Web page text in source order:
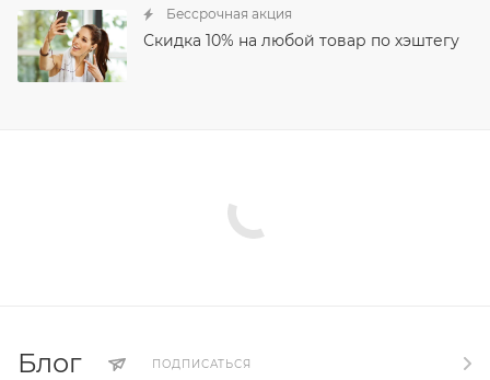
Бессрочная акция
Скидка 10% на любой товар по хэштегу
Блог ПОДПИСАТЬСЯ